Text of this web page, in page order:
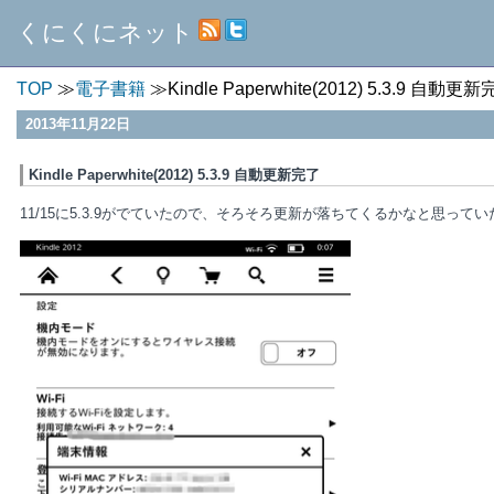
くにくにネット
TOP 電子書籍 Kindle Paperwhite(2012) 5.3.9 自動更新
2013年11月22日
Kindle Paperwhite(2012) 5.3.9 自動更新完了
11/15に5.3.9がでていたので、そろそろ更新が落ちてくるかなと思ってい